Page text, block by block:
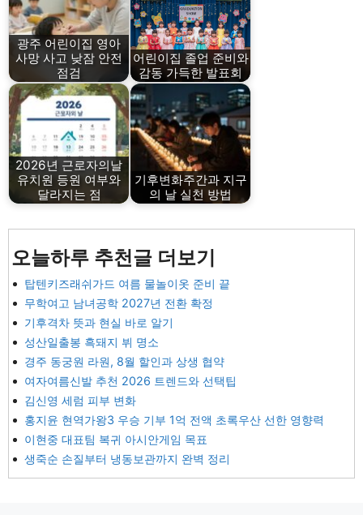
광주 어린이집 영아
사망 사고 낮잠 안전
점검
어린이집 졸업 준비와
감동 가득한 발표회
2026년 근로자의날
유치원 등원 여부와
달라지는 점
기후변화주간과 지구
의 날 실천 방법
오늘하루 추천글 더보기
탑텐키즈래쉬가드 여름 물놀이옷 준비 끝
무학여고 남녀공학 2027년 전환 확정
기후격차 뜻과 현실 바로 알기
성산일출봉 흑돼지 뷔 명소
경주 동궁원 라원, 8월 할인과 상생 협약
여자여름신발 추천 2026 트렌드와 선택팁
김신영 세럼 피부 변화
홍지윤 현역가왕3 우승 기부 1억 전액 초록우산 선한 영향력
이현중 대표팀 복귀 아시안게임 목표
생죽순 손질부터 냉동보관까지 완벽 정리